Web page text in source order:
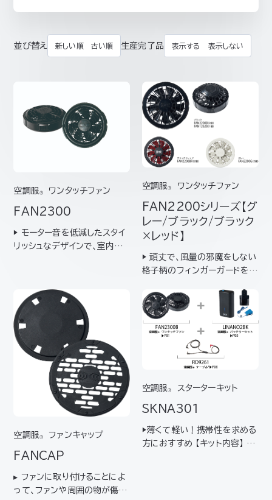
並び替え 新しい順 古い順 生産完了品 表示する 表示しない
空調服® ワンタッチファン
FAN2300
▶ モーター音を低減したスタイ
リッシュなデザインで、室内や
【対応バッテリー】BT23221/
BTSP1 / LIBT2 / F…
空調服® ワンタッチファン
FAN2200シリーズ【グ
レー/ブラック/ブラック
×レッド】
▶ 頑丈で、風量の邪魔をしない
格子柄のフィンガーガードを採
が可能▶ マブチモーター社製ブ
ラシモーターを使用 【対応バッ
テリー】BT23221 /BTSP1
/ LIBT2 / FF0001 …
空調服® ファンキャップ
FANCAP
▸ ファンに取り付けることによ
って、ファンや周囲の物が傷つ
空調服® スターターキット
SKNA301
▶薄くて軽い！携帯性を求める
方におすすめ 【キット内容】 バ